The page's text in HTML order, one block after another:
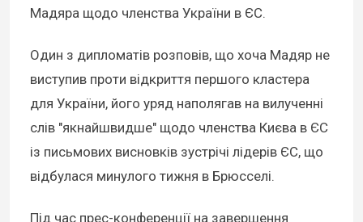
Мадяра щодо членства України в ЄС.
Один з дипломатів розповів, що хоча Мадяр не
виступив проти відкриття першого кластера
для України, його уряд наполягав на вилученні
слів "якнайшвидше" щодо членства Києва в ЄС
із письмових висновків зустрічі лідерів ЄС, що
відбулася минулого тижня в Брюсселі.
Під час прес-конференції на завершення